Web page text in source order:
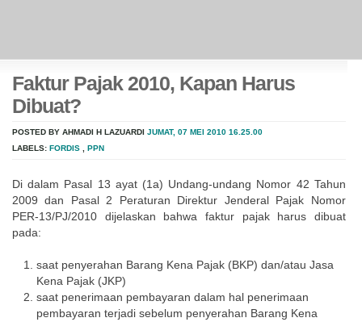
Faktur Pajak 2010, Kapan Harus
Dibuat?
POSTED BY AHMADI H LAZUARDI JUMAT, 07 MEI 2010 16.25.00
LABELS: FORDIS PPN
Di dalam Pasal 13 ayat (1a) Undang-undang Nomor 42 Tahun
2009 dan Pasal 2 Peraturan Direktur Jenderal Pajak Nomor
PER-13/PJ/2010 dijelaskan bahwa faktur pajak harus dibuat
pada:
saat penyerahan Barang Kena Pajak (BKP) dan/atau Jasa
Kena Pajak (JKP)
saat penerimaan pembayaran dalam hal penerimaan
pembayaran terjadi sebelum penyerahan Barang Kena